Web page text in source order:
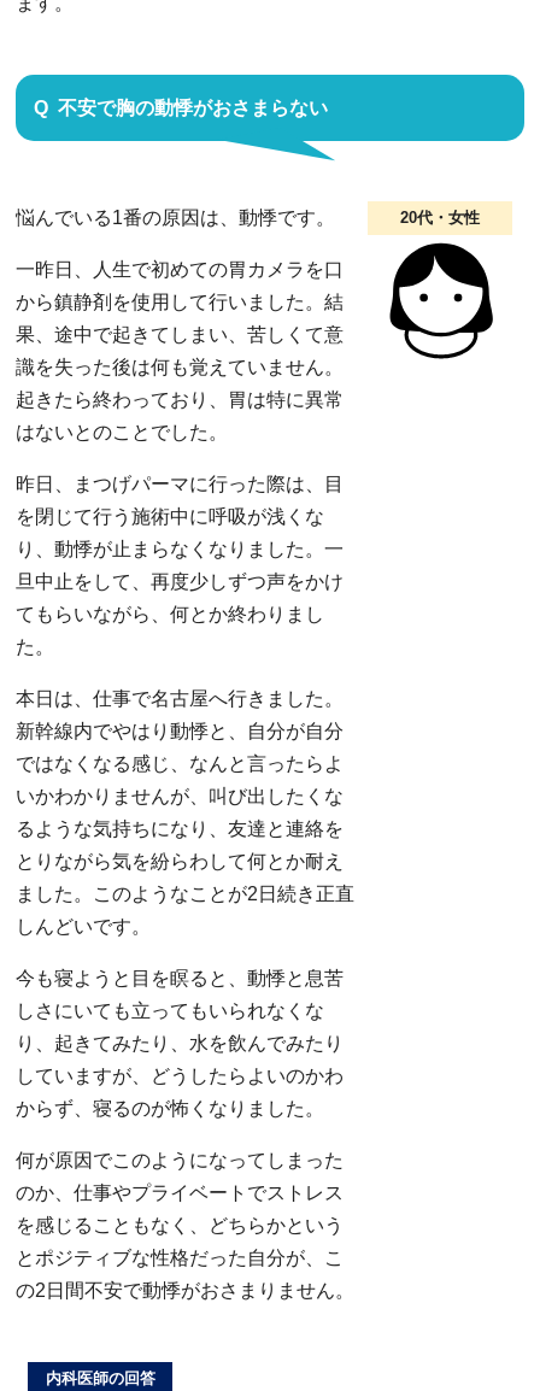
不安で胸の動悸がおさまらない
20代・女性
悩んでいる1番の原因は、動悸です。
一昨日、人生で初めての胃カメラを口
から鎮静剤を使用して行いました。結
果、途中で起きてしまい、苦しくて意
識を失った後は何も覚えていません。
起きたら終わっており、胃は特に異常
はないとのことでした。
昨日、まつげパーマに行った際は、目
を閉じて行う施術中に呼吸が浅くな
り、動悸が止まらなくなりました。一
旦中止をして、再度少しずつ声をかけ
てもらいながら、何とか終わりまし
た。
本日は、仕事で名古屋へ行きました。
新幹線内でやはり動悸と、自分が自分
ではなくなる感じ、なんと言ったらよ
いかわかりませんが、叫び出したくな
るような気持ちになり、友達と連絡を
とりながら気を紛らわして何とか耐え
ました。このようなことが2日続き正直
しんどいです。
今も寝ようと目を瞑ると、動悸と息苦
しさにいても立ってもいられなくな
り、起きてみたり、水を飲んでみたり
していますが、どうしたらよいのかわ
からず、寝るのが怖くなりました。
何が原因でこのようになってしまった
のか、仕事やプライベートでストレス
を感じることもなく、どちらかという
とポジティブな性格だった自分が、こ
の2日間不安で動悸がおさまりません。
内科医師の回答